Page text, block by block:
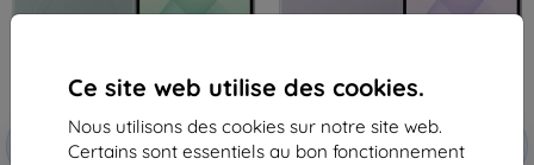
Ce site web utilise des cookies.
Nous utilisons des cookies sur notre site web.
Certains sont essentiels au bon fonctionnement
Réduction
avec
EXTRA10 -10%
Réduction
avec
EXTRA10